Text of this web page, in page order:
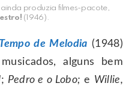
produzia filmes-pacote,
(1946).
Tempo de Melodia (1948)
alguns bem
; Pedro e o Lobo; e Willie,